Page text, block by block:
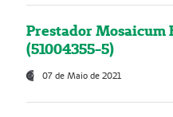
Prestador Mosaicum
(51004355-5)
07 de Maio de 2021